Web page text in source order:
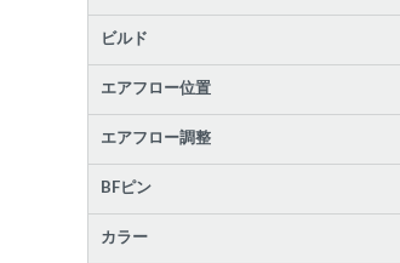
ビルド
エアフロー位置
エアフロー調整
BFピン
カラー